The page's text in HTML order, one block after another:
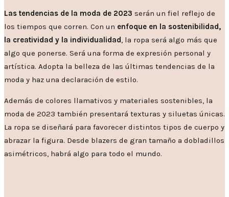
Las tendencias de la moda de 2023 serán un fiel reflejo de
los tiempos que corren. Con un enfoque en la sostenibilidad,
la creatividad y la individualidad, la ropa será algo más que
algo que ponerse. Será una forma de expresión personal y
artística. Adopta la belleza de las últimas tendencias de la
moda y haz una declaración de estilo.
Además de colores llamativos y materiales sostenibles, la
moda de 2023 también presentará texturas y siluetas únicas.
La ropa se diseñará para favorecer distintos tipos de cuerpo y
abrazar la figura. Desde blazers de gran tamaño a dobladillos
asimétricos, habrá algo para todo el mundo.